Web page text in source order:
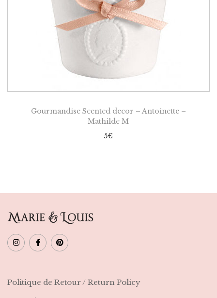
Gourmandise Scented decor – Antoinette –
Mathilde M
5€
Politique de Retour / Return Policy